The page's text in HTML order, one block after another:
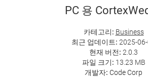
PC 용
카테고리: Business
최근 업데이트: 2025-
현재 버전: 2.0.3
파일 크기: 13.23 MB
개발자: Code Corp